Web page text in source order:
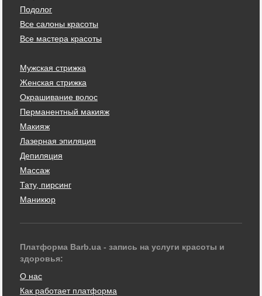
Подолог
Все салоны красоты
Все мастера красоты
Мужская стрижка
Женская стрижка
Окрашивание волос
Перманентный макияж
Макияж
Лазерная эпиляция
Депиляция
Массаж
Тату, пирсинг
Маникюр
Платформа Barb.ua - запись на услуги красоты и
здоровья:
О нас
Как работает платформа